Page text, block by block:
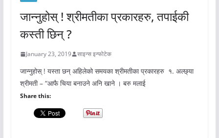
जान्नुहोस् ! श्रीमतीका प्रकारहरु, तपाईकी
कस्ती छिन् ?
January 23, 2019 साइन्स इन्फोटेक
जान्नुहोस् ! यस्ता छन् अहिलेको समयका श्रीमतीका प्रकारहरु १. अल्छ्या
श्रीमती – “आफै चिया बनाउने अनि खाने । बरु मलाई
Share this: